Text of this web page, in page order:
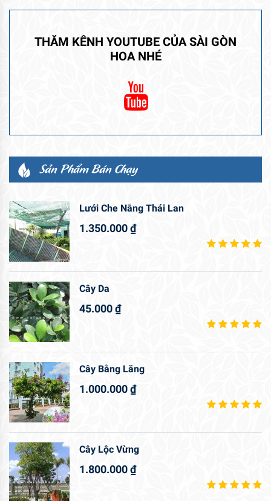
THĂM KÊNH YOUTUBE CỦA SÀI GÒN
HOA NHÉ
Sản Phẩm Bán Chạy
Lưới Che Nắng Thái Lan
1.350.000₫
Cây Da
45.000₫
Cây Bằng Lăng
1.000.000₫
Cây Lộc Vừng
1.800.000₫